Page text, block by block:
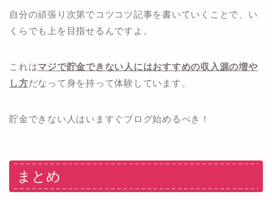
自分の頑張り次第でコツコツ記事を書いていくことで、い
くらでも上を目指せるんですよ。
これはマジで貯金できない人にはおすすめの収入源の増や
し方だなって身を持って体験しています。
貯金できない人はいますぐブログ始めるべき！
まとめ